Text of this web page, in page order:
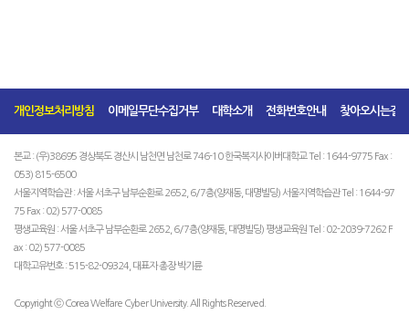
개인정보처리방침 이메일무단수집거부 대학소개 전화번호안내 찾아오시는길
본교 : (우)38695 경상북도 경산시 남천면 남천로 746-10 한국복지사이버대학교 Tel : 1644-9775 Fax :
053) 815-6500
서울지역학습관 : 서울 서초구 남부순환로 2652, 6/7층(양재동, 대명빌딩) 서울지역학습관 Tel : 1644-97
75 Fax : 02) 577-0085
평생교육원 : 서울 서초구 남부순환로 2652, 6/7층(양재동, 대명빌딩) 평생교육원 Tel : 02-2039-7262 F
ax : 02) 577-0085
대학고유번호 : 515-82-09324, 대표자 총장 박기륜
Copyright ⓒ Corea Welfare Cyber University. All Rights Reserved.